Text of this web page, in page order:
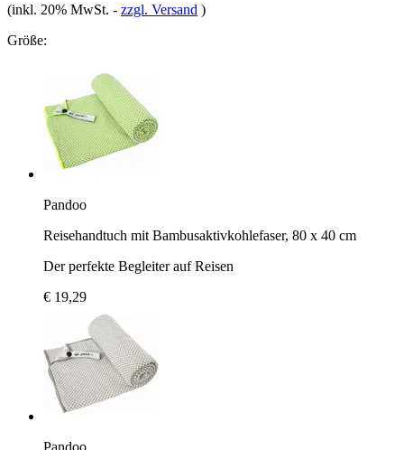
(inkl. 20% MwSt. - zzgl. Versand )
Größe:
Pandoo
Reisehandtuch mit Bambusaktivkohlefaser, 80 x 40 cm
Der perfekte Begleiter auf Reisen
€ 19,29
Pandoo